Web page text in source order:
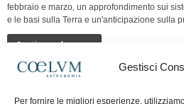
Gestisci
Per fornire le migliori esperienze,
febbraio e marzo, un approfondimento sui
e le basi sulla Terra e un'anticipazione sulla
Continua a leggere